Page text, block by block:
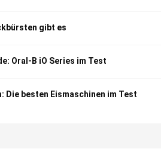
gibt es
Oral-B iO Series im Test
Die besten Eismaschinen im Test